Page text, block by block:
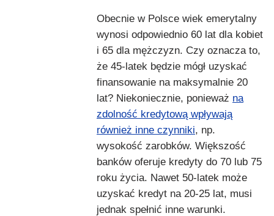
Obecnie w Polsce wiek emerytalny
wynosi odpowiednio 60 lat dla kobiet
i 65 dla mężczyzn. Czy oznacza to,
że 45-latek będzie mógł uzyskać
finansowanie na maksymalnie 20
lat? Niekoniecznie, ponieważ na
zdolność kredytową wpływają
również inne czynniki, np.
wysokość zarobków. Większość
banków oferuje kredyty do 70 lub 75
roku życia. Nawet 50-latek może
uzyskać kredyt na 20-25 lat, musi
jednak spełnić inne warunki.